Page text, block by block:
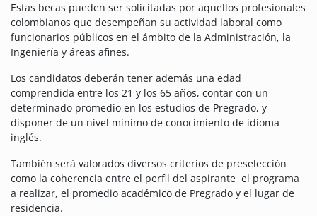
Estas becas pueden ser solicitadas por aquellos profesionales
colombianos que desempeñan su actividad laboral como
funcionarios públicos en el ámbito de la Administración, la
Ingeniería y áreas afines.
Los candidatos deberán tener además una edad
comprendida entre los 21 y los 65 años, contar con un
determinado promedio en los estudios de Pregrado, y
disponer de un nivel mínimo de conocimiento de idioma
inglés.
También será valorados diversos criterios de preselección
como la coherencia entre el perfil del aspirante el programa
a realizar, el promedio académico de Pregrado y el lugar de
residencia.